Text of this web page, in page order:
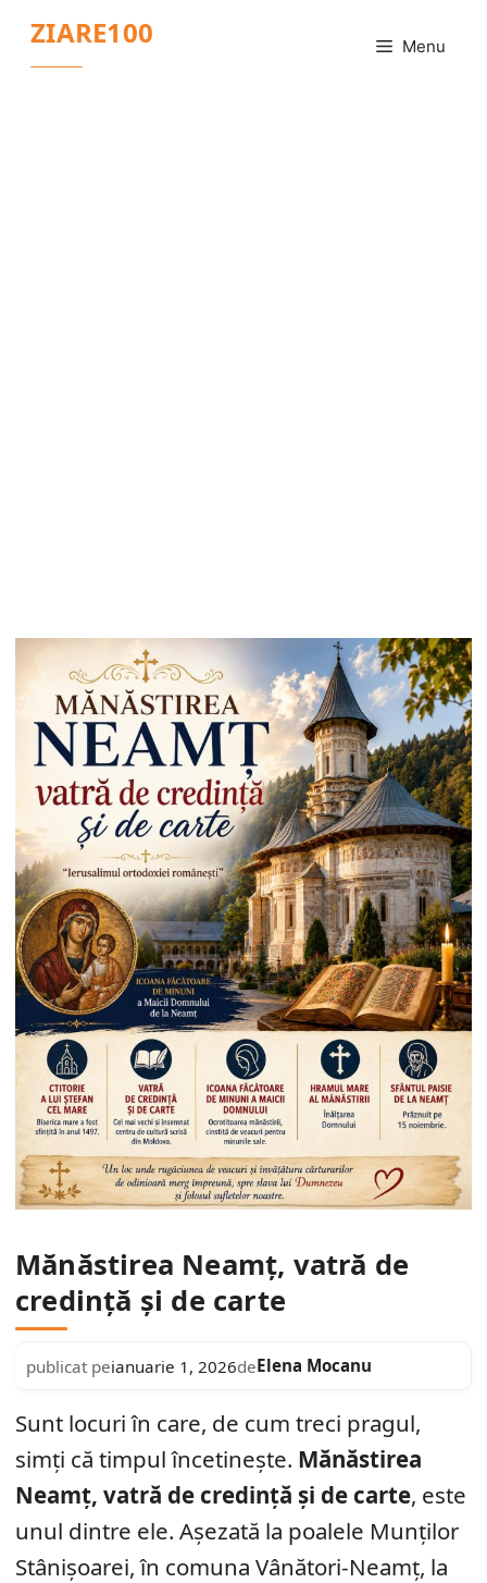
conținut
ZIARE100 Menu
Mănăstirea Neamț, vatră de
credință și de carte
publicat peianuarie 1, 2026deElena Mocanu
Sunt locuri în care, de cum treci pragul,
simți că timpul încetinește. Mănăstirea
Neamț, vatră de credință și de carte, este
unul dintre ele. Așezată la poalele Munților
Stânișoarei, în comuna Vânători-Neamț, la